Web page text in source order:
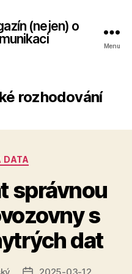
(nejen) o
Menu
rozhodování
DATA
správnou
s
dat
2025-03-12